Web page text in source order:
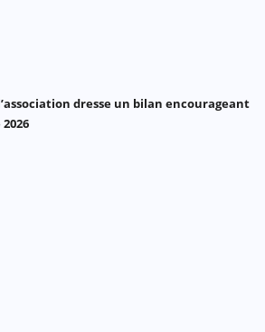
dresse un bilan encourageant